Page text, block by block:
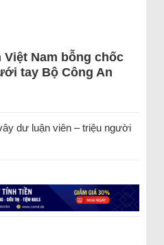
Nam bỗng chốc
tay Bộ Công An
dư luận viên – triệu người